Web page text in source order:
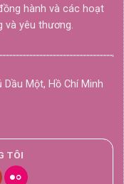
hành và các hoạt
và yêu thương.
Một, Hồ Chí Minh
TÔI